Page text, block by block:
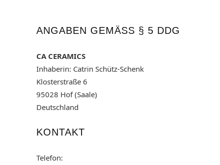
ANGABEN GEMÄSS § 5 DDG
CA CERAMICS
Inhaberin: Catrin Schütz-Schenk
Klosterstraße 6
95028 Hof (Saale)
Deutschland
KONTAKT
Telefon: